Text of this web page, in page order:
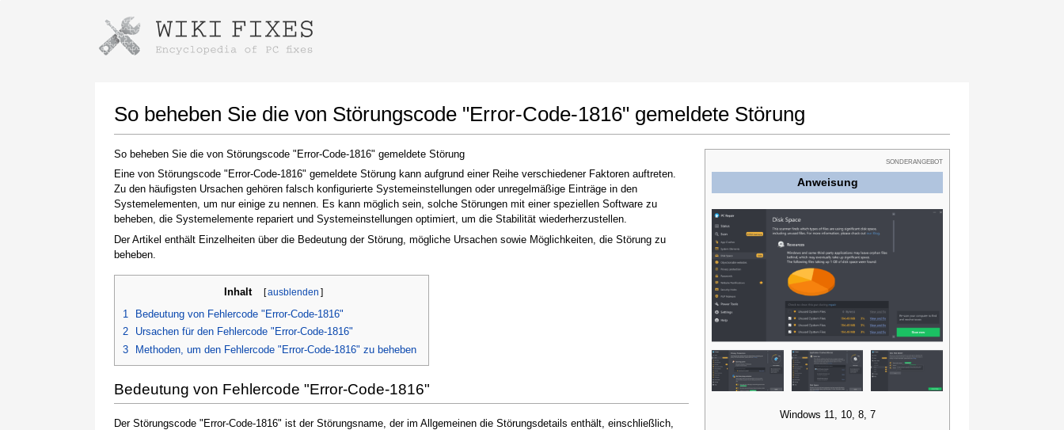
So beheben Sie die von Störungscode "Error-Code-1816" gemeldete Störung
So beheben Sie die von Störungscode "Error-Code-1816" gemeldete Störung
Eine von Störungscode "Error-Code-1816" gemeldete Störung kann aufgrund einer Reihe verschiedener Faktoren auftreten.
Zu den häufigsten Ursachen gehören falsch konfigurierte Systemeinstellungen oder unregelmäßige Einträge in den
Systemelementen, um nur einige zu nennen. Es kann möglich sein, solche Störungen mit einer speziellen Software zu
beheben, die Systemelemente repariert und Systemeinstellungen optimiert, um die Stabilität wiederherzustellen.
Der Artikel enthält Einzelheiten über die Bedeutung der Störung, mögliche Ursachen sowie Möglichkeiten, die Störung zu
beheben.
Inhalt [ausblenden ]
1
Bedeutung von Fehlercode "Error-Code-1816"
2
Ursachen für den Fehlercode "Error-Code-1816"
3
Methoden, um den Fehlercode "Error-Code-1816" zu beheben
Bedeutung von Fehlercode "Error-Code-1816"
Der Störungscode "Error-Code-1816" ist der Störungsname, der im Allgemeinen die Störungsdetails enthält, einschließlich,
SONDERANGEBOT
Anweisung
Windows 11, 10, 8, 7
Anweisungen zum Herunterladen mit Google Chrome
Klicken Sie nach Abschluss des Downloads auf
den Link zur heruntergeladenen Datei